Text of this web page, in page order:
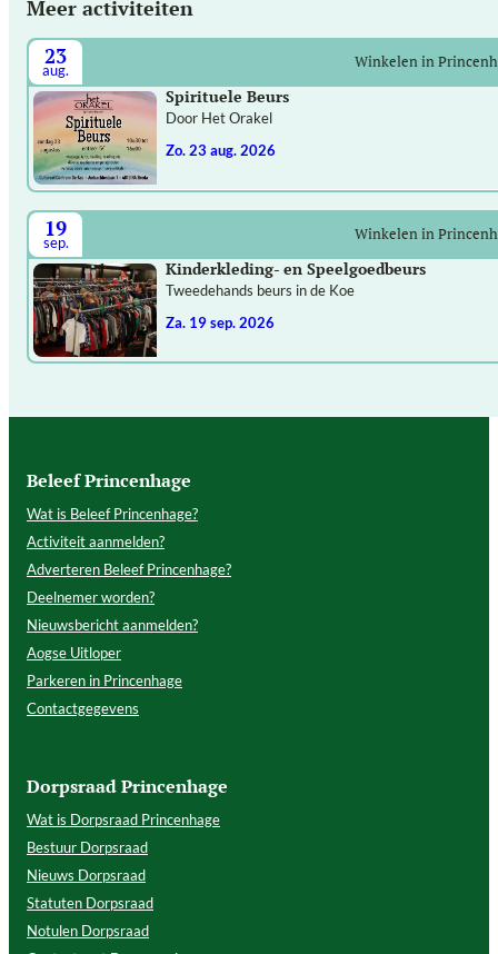
Meer activiteiten
23
aug. Winkelen in
Spirituele Beurs
Door Het Orakel
zo. 23 aug. 2026
19
sep. Winkelen in
Kinderkleding- en Speelgoedbeurs
Tweedehands beurs in de Koe
za. 19 sep. 2026
Beleef Princenhage
Wat is Beleef Princenhage?
Activiteit aanmelden?
Adverteren Beleef Princenhage?
Deelnemer worden?
Nieuwsbericht aanmelden?
Aogse Uitloper
Parkeren in Princenhage
Contactgegevens
Dorpsraad Princenhage
Wat is Dorpsraad Princenhage
Bestuur Dorpsraad
Nieuws Dorpsraad
Statuten Dorpsraad
Notulen Dorpsraad